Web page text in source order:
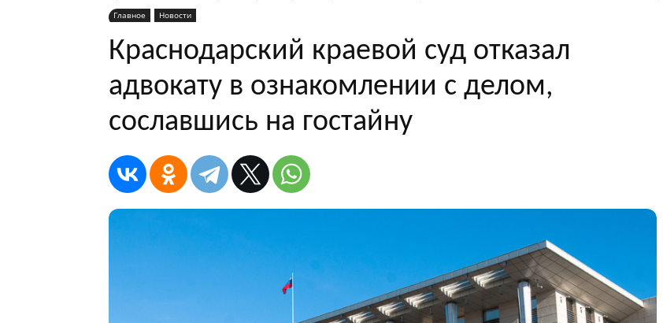
Главное Новости
Краснодарский краевой суд отказал
адвокату в ознакомлении с делом,
сославшись на гостайну